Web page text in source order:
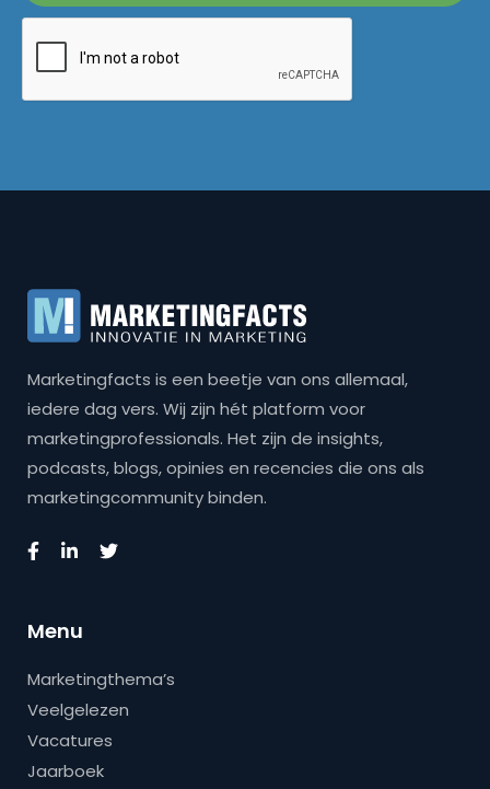
Marketingfacts is een beetje van ons allemaal,
iedere dag vers. Wij zijn hét platform voor
marketingprofessionals. Het zijn de insights,
podcasts, blogs, opinies en recencies die ons als
marketingcommunity binden.
Menu
Marketingthema’s
Veelgelezen
Vacatures
Jaarboek